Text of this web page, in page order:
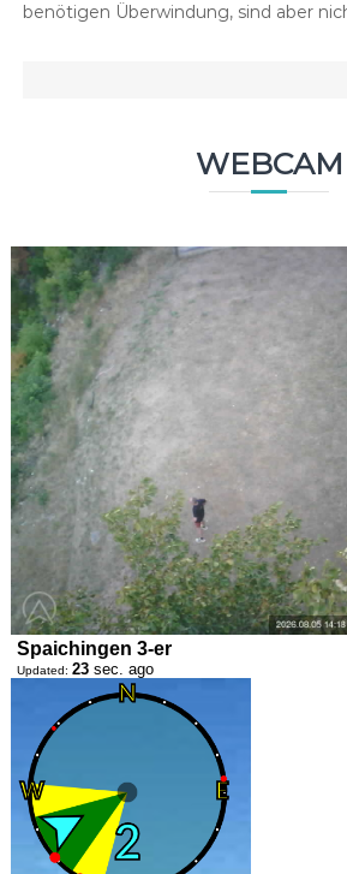
benötigen Überwindung, sind aber
WEBCAM